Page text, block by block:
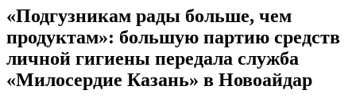
«Подгузникам рады больше, чем
продуктам»: большую партию средств
личной гигиены передала служба
«Милосердие Казань» в Новоайдар